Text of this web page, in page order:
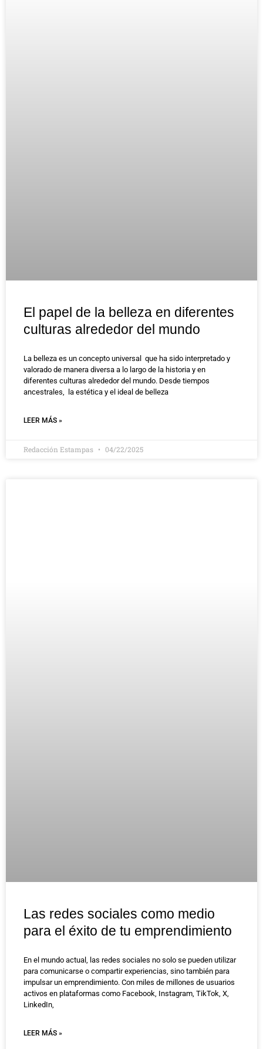
El papel de la belleza en diferentes
culturas alrededor del mundo
La belleza es un concepto universal que ha sido interpretado y
valorado de manera diversa a lo largo de la historia y en
diferentes culturas alrededor del mundo. Desde tiempos
ancestrales, la estética y el ideal de belleza
LEER MÁS »
Redacción Estampas 04/22/2025
Las redes sociales como medio
para el éxito de tu emprendimiento
En el mundo actual, las redes sociales no solo se pueden utilizar
para comunicarse o compartir experiencias, sino también para
impulsar un emprendimiento. Con miles de millones de usuarios
activos en plataformas como Facebook, Instagram, TikTok, X,
LinkedIn,
LEER MÁS »